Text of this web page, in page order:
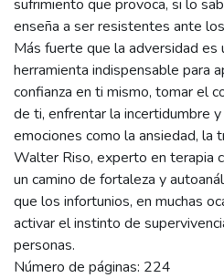
sufrimiento que provoca, si lo
enseña a ser resistentes ante
Más fuerte que la adversidad es
herramienta indispensable para
confianza en ti mismo, tomar el
de ti, enfrentar la incertidumbre
emociones como la ansiedad, la
Walter Riso, experto en terapia
un camino de fortaleza y
que los infortunios, en muchas
activar el instinto de
personas.
Número de páginas: 224